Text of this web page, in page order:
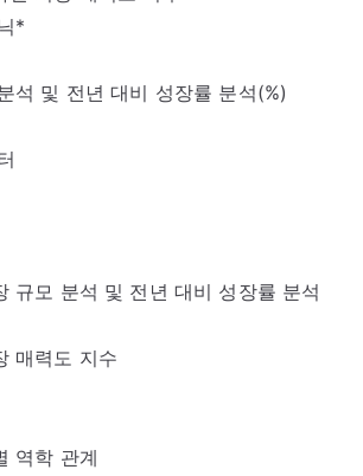
*
석 및 전년 대비 성장률 분석(%)
규모 분석 및 전년 대비 성장률 분석
매력도 지수
역학 관계